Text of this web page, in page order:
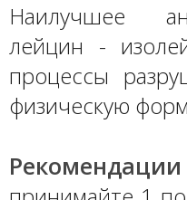
Наилучшее
лейцин -
процессы
физическую